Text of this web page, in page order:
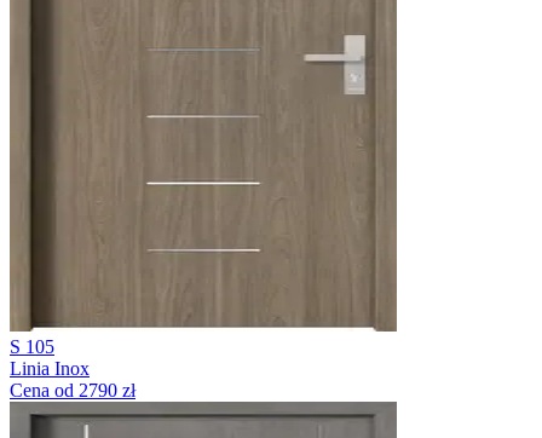
S 105
Linia Inox
Cena od 2790 zł